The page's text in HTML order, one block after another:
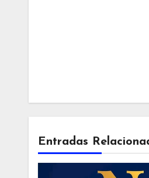
Entradas